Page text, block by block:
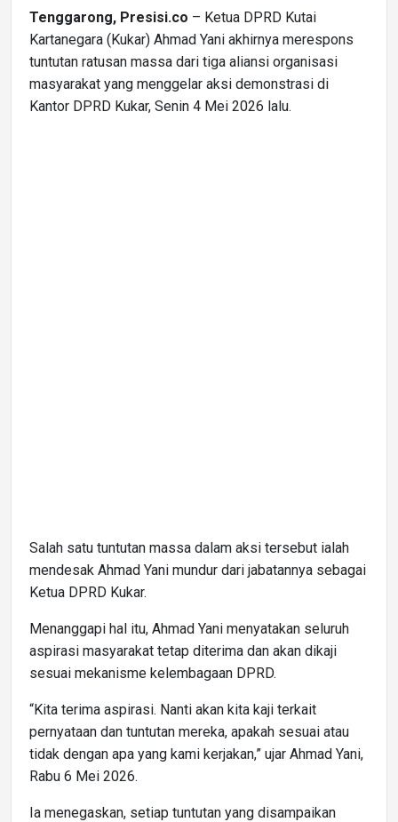
Tenggarong, Presisi.co – Ketua DPRD Kutai
Kartanegara (Kukar) Ahmad Yani akhirnya merespons
tuntutan ratusan massa dari tiga aliansi organisasi
masyarakat yang menggelar aksi demonstrasi di
Kantor DPRD Kukar, Senin 4 Mei 2026 lalu.
Salah satu tuntutan massa dalam aksi tersebut ialah
mendesak Ahmad Yani mundur dari jabatannya sebagai
Ketua DPRD Kukar.
Menanggapi hal itu, Ahmad Yani menyatakan seluruh
aspirasi masyarakat tetap diterima dan akan dikaji
sesuai mekanisme kelembagaan DPRD.
“Kita terima aspirasi. Nanti akan kita kaji terkait
pernyataan dan tuntutan mereka, apakah sesuai atau
tidak dengan apa yang kami kerjakan,” ujar Ahmad Yani,
Rabu 6 Mei 2026.
Ia menegaskan, setiap tuntutan yang disampaikan